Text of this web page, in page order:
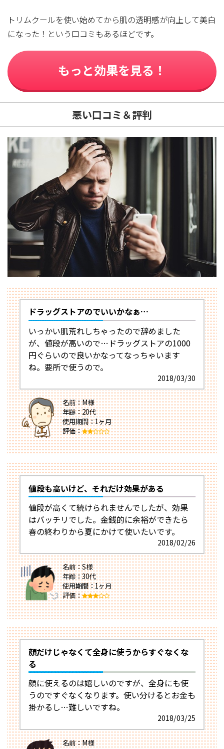
トリムクールを使い始めてから肌の透明感が向上して美白
になった！という口コミもあるほどです。
もっと効果を見る！
悪い口コミ＆評判
ドラッグストアのでいいかなぁ…
いっかい肌荒れしちゃったので辞めました
が、値段が高いので…ドラッグストアの1000
円ぐらいので良いかなってなっちゃいます
ね。要所で使うので。
2018/03/30
名前：M様
年齢：20代
使用期間：1ヶ月
評価：
値段も高いけど、それだけ効果がある
値段が高くて続けられませんでしたが、効果
はバッチリでした。金銭的に余裕ができたら
春の終わりから夏にかけて使いたいです。
2018/02/26
名前：S様
年齢：30代
使用期間：1ヶ月
評価：
顔だけじゃなくて全身に使うからすぐなくな
る
顔に使えるのは嬉しいのですが、全身にも使
うのですぐなくなります。使い分けるとお金も
掛かるし…難しいですね。
2018/03/25
名前：M様